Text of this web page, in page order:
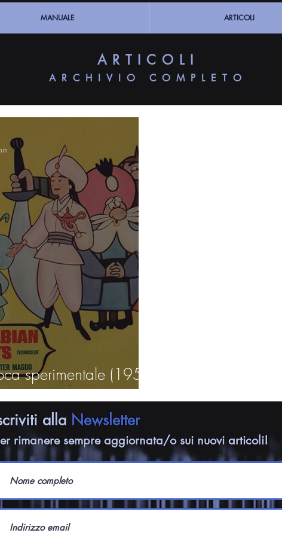
MANUALE ARTICOLI
ARTICOLI
ARCHIVIO COMPLETO
sperimentale (1959
alla Newsletter
rimanere sempre aggiornata/o sui nuovi articoli!